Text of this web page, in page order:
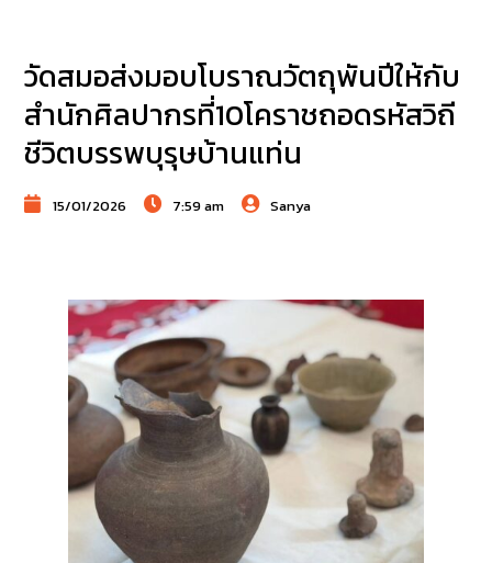
วัดสมอส่งมอบโบราณวัตถุพันปีให้กับ
สำนักศิลปากรที่10โคราชถอดรหัสวิถี
ชีวิตบรรพบุรุษบ้านแท่น
15/01/2026 7:59 am Sanya